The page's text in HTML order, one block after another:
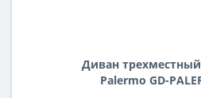
Диван
Palermo GD-